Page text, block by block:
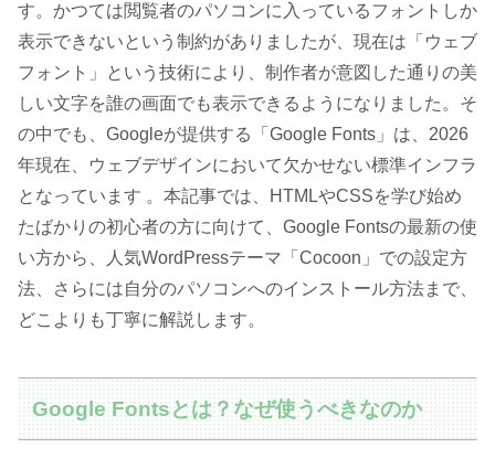
す。かつては閲覧者のパソコンに入っているフォントしか
表示できないという制約がありましたが、現在は「ウェブ
フォント」という技術により、制作者が意図した通りの美
しい文字を誰の画面でも表示できるようになりました。そ
の中でも、Googleが提供する「Google Fonts」は、2026
年現在、ウェブデザインにおいて欠かせない標準インフラ
となっています 。本記事では、HTMLやCSSを学び始め
たばかりの初心者の方に向けて、Google Fontsの最新の使
い方から、人気WordPressテーマ「Cocoon」での設定方
法、さらには自分のパソコンへのインストール方法まで、
どこよりも丁寧に解説します。
Google Fontsとは？なぜ使うべきなのか